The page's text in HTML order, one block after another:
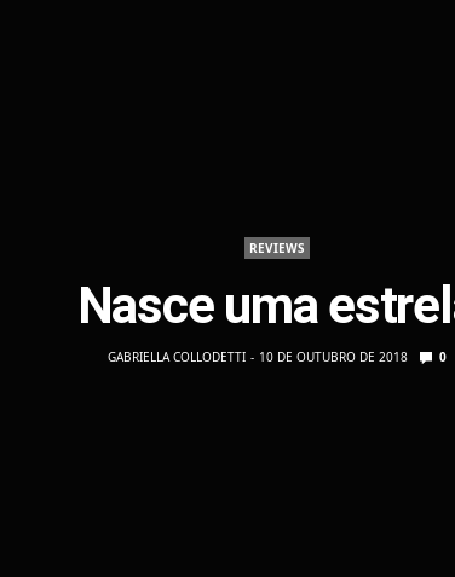
REVIEWS
Nasce uma
GABRIELLA COLLODETTI 10 DE OUTUBRO DE 2018 0